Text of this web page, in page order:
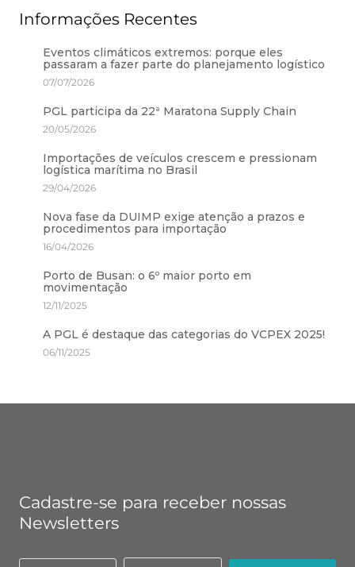
Informações Recentes
Eventos climáticos extremos: porque eles
passaram a fazer parte do planejamento logístico
07/07/2026
PGL participa da 22ª Maratona Supply Chain
20/05/2026
Importações de veículos crescem e pressionam
logística marítima no Brasil
29/04/2026
Nova fase da DUIMP exige atenção a prazos e
procedimentos para importação
16/04/2026
Porto de Busan: o 6º maior porto em
movimentação
12/11/2025
A PGL é destaque das categorias do VCPEX 2025!
06/11/2025
Cadastre-se para receber nossas
Newsletters